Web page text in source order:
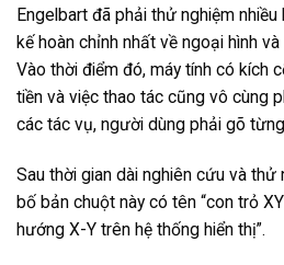
Engelbart đã phải thử nghiệm
kế hoàn chỉnh nhất về ngoại hình
Vào thời điểm đó, máy tính có kích
tiền và việc thao tác cũng vô cùng
các tác vụ, người dùng phải gõ
Sau thời gian dài nghiên cứu và thử
bố bản chuột này có tên “con trỏ
hướng X-Y trên hệ thống hiển thị”.